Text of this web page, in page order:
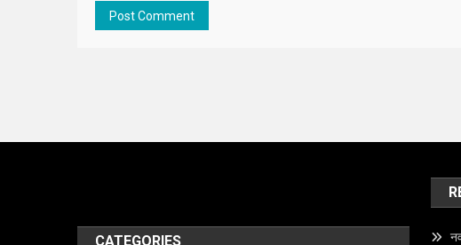
CATEGORIES